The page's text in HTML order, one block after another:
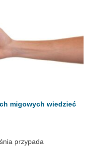
migowych wiedzieć
przypada